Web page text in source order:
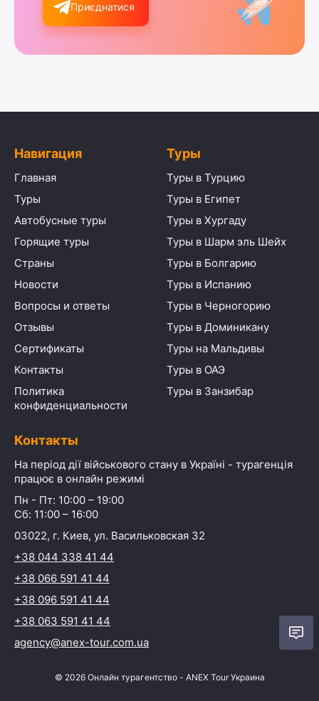
Приєднатися
Навигация
Главная
Туры
Автобусные туры
Горящие туры
Страны
Новости
Вопросы и ответы
Отзывы
Сертификаты
Контакты
Политика
конфиденциальности
Туры
Туры в Турцию
Туры в Египет
Туры в Хургаду
Туры в Шарм эль Шейх
Туры в Болгарию
Туры в Испанию
Туры в Черногорию
Туры в Доминикану
Туры на Мальдивы
Туры в ОАЭ
Туры в Занзибар
Контакты
На період дії військового стану в Україні - турагенція
працює в онлайн режимі
Пн - Пт: 10:00 – 19:00
Сб: 11:00 – 16:00
03022, г. Киев, ул. Васильковская 32
+38 044 338 41 44
+38 066 591 41 44
+38 096 591 41 44
+38 063 591 41 44
agency@anex-tour.com.ua
© 2026 Онлайн турагентство - ANEX Tour Украина